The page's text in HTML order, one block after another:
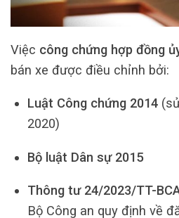
Việc công chứng hợp đồng
bán xe được điều chỉnh bởi:
Luật Công chứng 2014
2020)
Bộ luật Dân sự 2015
Thông tư 24/2023/TT-
Bộ Công an quy định về